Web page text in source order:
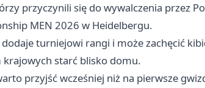
przyczynili się do wywalczenia przez
MEN 2026 w Heidelbergu.
turniejowi rangi i może zachęcić
krajowych starć blisko domu.
przyjść wcześniej niż na pierwsze